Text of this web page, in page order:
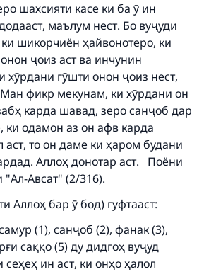
шахсияти касе ки ба ӯ ин
маълум нест. Бо вуҷуди
шикорчиён ҳайвонотеро, ки
ҷоиз аст ва инчунин
хӯрдани гӯшти онон ҷоиз нест,
фикр мекунам, ки хӯрдани он
карда шавад, зеро санҷоб дар
ки одамон аз он афв карда
то он даме ки ҳаром будани
Аллоҳ донотар аст. Поёни
"Ал-Авсат" (2/316).
Аллоҳ бар ӯ бод) гуфтааст:
(1), санҷоб (2), фанак (3),
саққо (5) ду дидгоҳ вуҷуд
ин аст, ки онҳо ҳалол